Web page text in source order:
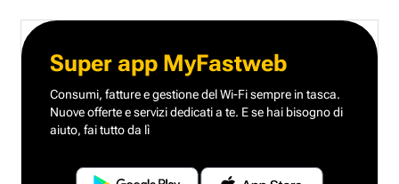
Super app MyFastweb
Consumi, fatture e gestione del Wi-Fi sempre in tasca.
Nuove offerte e servizi dedicati a te. E se hai bisogno di
aiuto, fai tutto da lì